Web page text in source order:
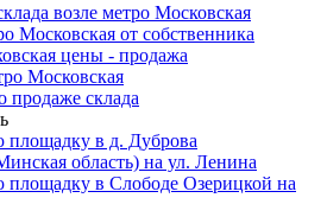
возле метро Московская
Московская от собственника
цены - продажа
Московская
продаже склада
площадку в д. Дуброва
область) на ул. Ленина
площадку в Слободе Озерицкой на